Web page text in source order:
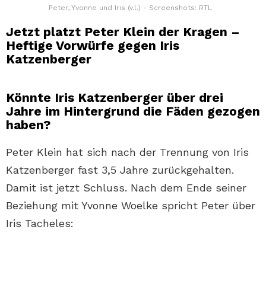
Peter, Yvonne und Iris (v.l.) - Screenshots: RTL
Jetzt platzt Peter Klein der Kragen –
Heftige Vorwürfe gegen Iris
Katzenberger
Könnte Iris Katzenberger über drei
Jahre im Hintergrund die Fäden gezogen
haben?
Peter Klein hat sich nach der Trennung von Iris
Katzenberger fast 3,5 Jahre zurückgehalten.
Damit ist jetzt Schluss. Nach dem Ende seiner
Beziehung mit Yvonne Woelke spricht Peter über
Iris Tacheles: